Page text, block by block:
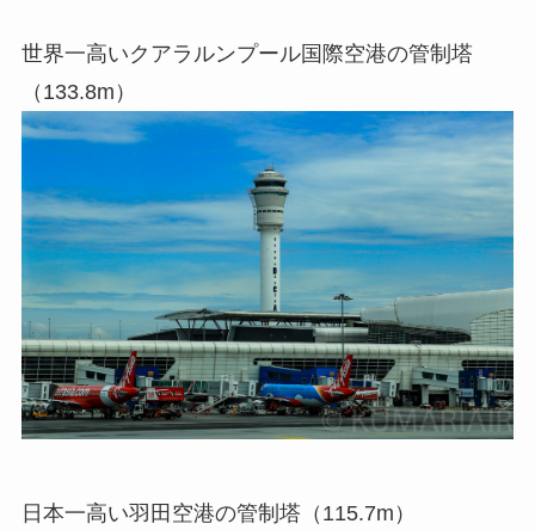
世界一高いクアラルンプール国際空港の管制塔
（133.8m）
日本一高い羽田空港の管制塔（115.7m）